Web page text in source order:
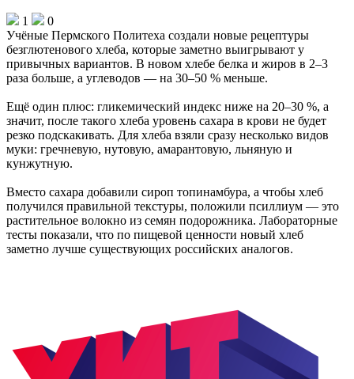
1
0
Учёные Пермского Политеха создали новые рецептуры
безглютенового хлеба, которые заметно выигрывают у
привычных вариантов. В новом хлебе белка и жиров в 2–3
раза больше, а углеводов — на 30–50 % меньше.
Ещё один плюс: гликемический индекс ниже на 20–30 %, а
значит, после такого хлеба уровень сахара в крови не будет
резко подскакивать. Для хлеба взяли сразу несколько видов
муки: гречневую, нутовую, амарантовую, льняную и
кунжутную.
Вместо сахара добавили сироп топинамбура, а чтобы хлеб
получился правильной текстуры, положили псиллиум — это
растительное волокно из семян подорожника. Лабораторные
тесты показали, что по пищевой ценности новый хлеб
заметно лучше существующих российских аналогов.